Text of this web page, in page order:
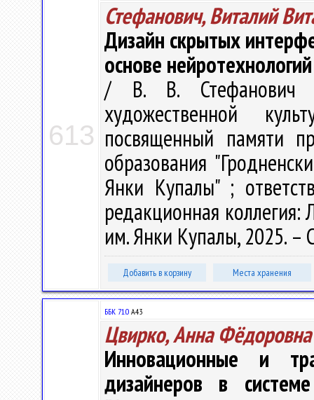
613
Стефанович, Виталий
Дизайн скрытых
основе нейротехнологий
/ В. В. Стефанович
художественной
посвященный памяти
образования
Янки Купалы" ;
редакционная коллегия:
им. Янки Купалы, 2025. –
Добавить в корзину Места хранения
ББК 71.0 А43
Цвирко, Анна Фёдоровна
Инновационные и
дизайнеров в